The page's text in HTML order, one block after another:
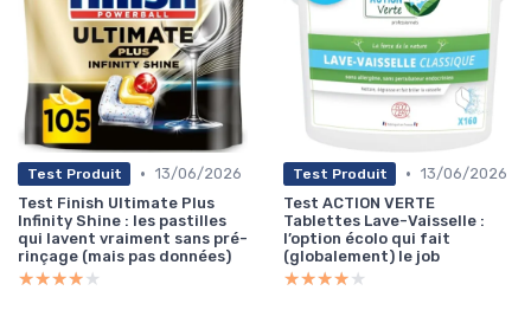
Test Produit • 13/06/2026
Test Finish Ultimate Plus
Infinity Shine : les pastilles
qui lavent vraiment sans pré-
rinçage (mais pas données)
★★★★★
★★★★★
Test Produit • 13/06/2026
Test ACTION VERTE
Tablettes Lave-Vaisselle :
l’option écolo qui fait
(globalement) le job
★★★★★
★★★★★